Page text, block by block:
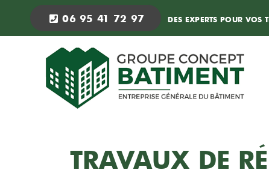
06 95 41 72 97 DES EXPERTS POUR VOS
TRAVAUX DE